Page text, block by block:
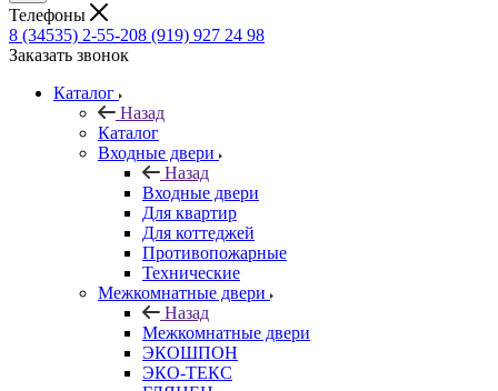
Телефоны
8 (34535) 2-55-208 (919) 927 24 98
Заказать звонок
Каталог
Назад
Каталог
Входные двери
Назад
Входные двери
Для квартир
Для коттеджей
Противопожарные
Технические
Межкомнатные двери
Назад
Межкомнатные двери
ЭКОШПОН
ЭКО-ТЕКС